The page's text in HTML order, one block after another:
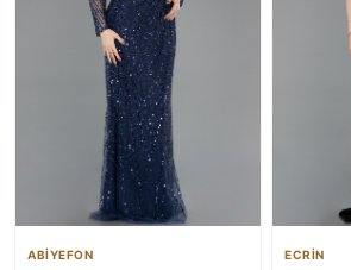
ABİYEFON ECRİN